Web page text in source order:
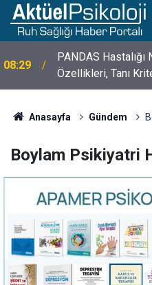
08:29
PANDAS
Özellikleri, Tanı
Anasayfa Gündem
Boylam Psikiyatri